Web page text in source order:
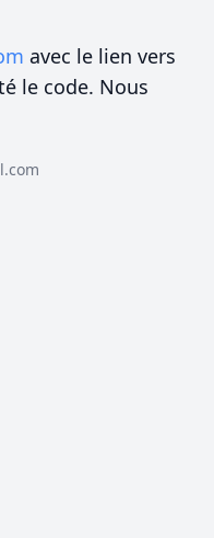
avec le lien vers
le code. Nous